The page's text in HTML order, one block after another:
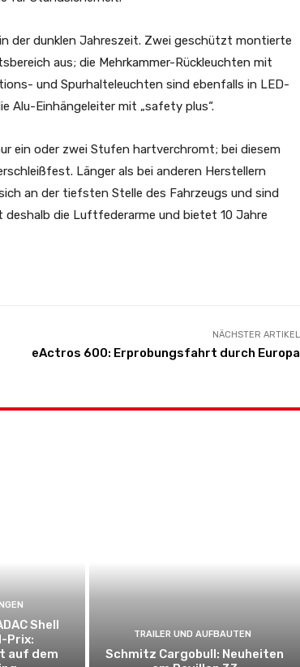
der dunklen Jahreszeit. Zwei geschützt montierte
aus; die Mehrkammer-Rückleuchten mit
und Spurhalteleuchten sind ebenfalls in LED-
Alu-Einhängeleiter mit „safety plus“.
ein oder zwei Stufen hartverchromt; bei diesem
Länger als bei anderen Herstellern
an der tiefsten Stelle des Fahrzeugs und sind
die Luftfederarme und bietet 10 Jahre
NÄCHSTER ARTIKEL
eActros 600: Erprobungsfahrt durch Europa
Shell
Prix:
auf dem
TRAILER UND AUFBAUTEN
Schmitz Cargobull: Neuheiten